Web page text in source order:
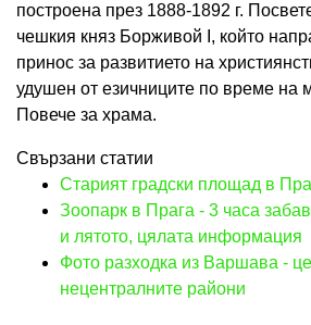
построена през 1888-1892 г.
чешкия княз Борживой I, който
принос за развитието на
удушен от езичниците по време на
Повече за храма.
Свързани статии
Старият градски площад в
Зоопарк в Прага - 3 часа
и лятото, цялата информация
Фото разходка из Варшава -
нецентралните райони